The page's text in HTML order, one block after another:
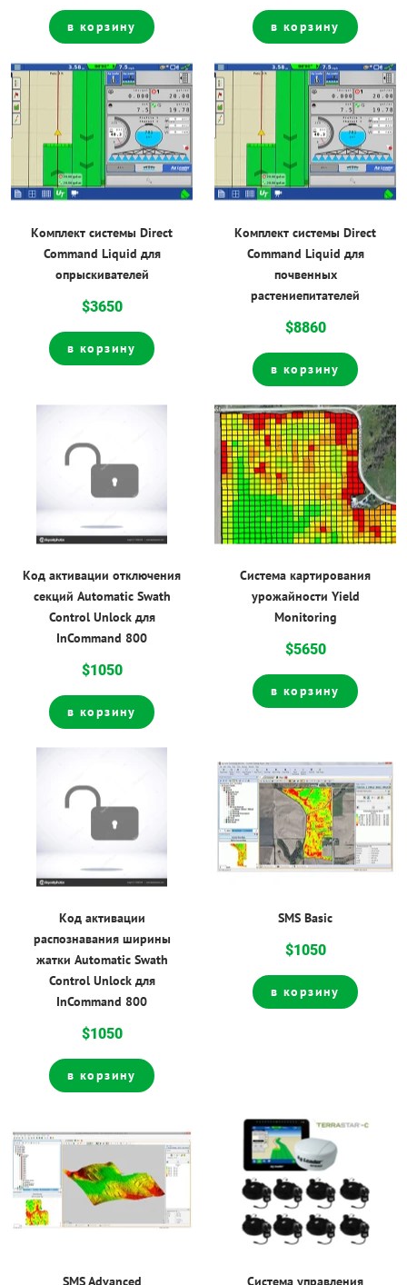
в корзину в корзину
Комплект системы Direct
Command Liquid для
опрыскивателей
$3650
в корзину
Комплект системы Direct
Command Liquid для
почвенных
растениепитателей
$8860
в корзину
Код активации отключения
секций Automatic Swath
Control Unlock для
InCommand 800
$1050
в корзину
Система картирования
урожайности Yield
Monitoring
$5650
в корзину
Код активации
распознавания ширины
жатки Automatic Swath
Control Unlock для
InCommand 800
$1050
в корзину
SMS Basic
$1050
в корзину
SMS Advanced Система управления